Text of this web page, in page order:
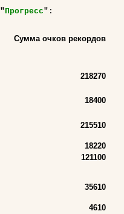
"Прогресс" :
Сумма очков рекордов
218270
18400
215510
18220
121100
35610
4610